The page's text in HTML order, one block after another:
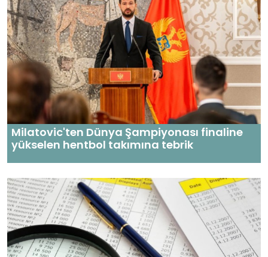
Milatovic'ten Dünya Şampiyonası finaline
yükselen hentbol takımına tebrik